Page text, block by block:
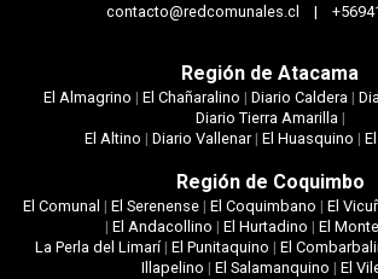
contacto@redcomunales.cl |
Región de Atacama
El Almagrino | El Chañaralino | Diario Caldera|
Diario Tierra Amarilla|
El Altino | Diario Vallenar| El Huasquino |
Región de Coquimbo
El Comunal | El Serenense| El Coquimbano | El
| El Andacollino | El Hurtadino | El
La Perla del Limarí|El Punitaquino |El
Illapelino | El Salamanquino | El